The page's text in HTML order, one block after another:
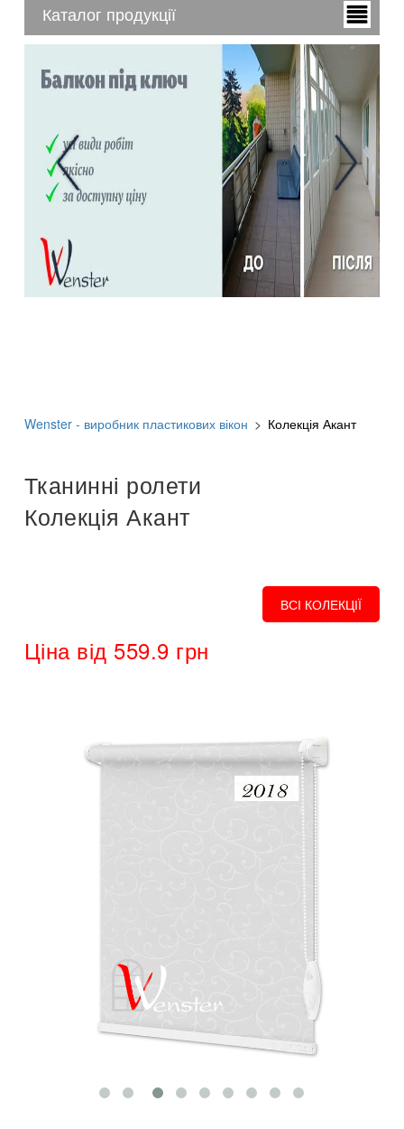
Каталог продукції
Wenster - виробник пластикових вікон > Колекція Акант
Тканинні ролети
Колекція Акант
ВСІ КОЛЕКЦІЇ
Ціна від 559.9 грн